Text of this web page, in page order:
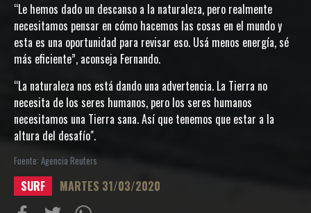
“Le hemos dado un descanso a la naturaleza, pero realmente
necesitamos pensar en cómo hacemos las cosas en el mundo y
esta es una oportunidad para revisar eso. Usá menos energía, sé
más eficiente”, aconseja Fernando.
“La naturaleza nos está dando una advertencia. La Tierra no
necesita de los seres humanos, pero los seres humanos
necesitamos una Tierra sana. Así que tenemos que estar a la
altura del desafío".
Fuente: Agencia Reuters
SURF MARTES 31/03/2020